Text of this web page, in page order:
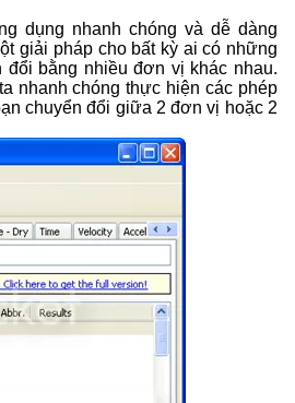
dụng nhanh chóng và dễ dàng
giải pháp cho bất kỳ ai có những
bằng nhiều đơn vị khác nhau.
nhanh chóng thực hiện các phép
chuyển đổi giữa 2 đơn vị hoặc 2